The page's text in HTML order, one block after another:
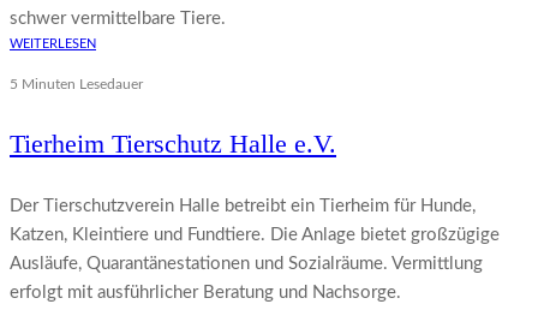
schwer vermittelbare Tiere.
WEITERLESEN
5 Minuten Lesedauer
Tierheim Tierschutz Halle e.V.
Der Tierschutzverein Halle betreibt ein Tierheim für Hunde,
Katzen, Kleintiere und Fundtiere. Die Anlage bietet großzügige
Ausläufe, Quarantänestationen und Sozialräume. Vermittlung
erfolgt mit ausführlicher Beratung und Nachsorge.